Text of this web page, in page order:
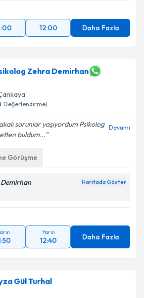
12:00 Daha Fazla
Zehra Demirhan
Değerlendirme)
sorunlar yaşıyordum Psikolog
buldum...
Devamı
Görüşme
Demirhan Haritada Göster
Yarın
12:40 Daha Fazla
Gül Turhal